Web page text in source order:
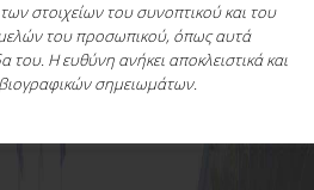
στοιχείων του συνοπτικού και του
του προσωπικού, όπως αυτά
του. Η ευθύνη ανήκει αποκλειστικά και
σημειωμάτων.